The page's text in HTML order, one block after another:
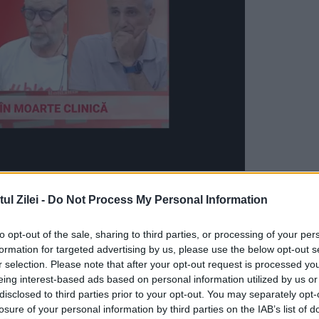
Zilei - Do Not Process My Personal Information
opt-out of the sale, sharing to third parties, or processing of your
for targeted advertising by us, please use the below opt-out
selection. Please note that after your opt-out request is processed
interest-based ads based on personal information utilized by us
to third parties prior to your opt-out. You may separately
of your personal information by third parties on the IAB’s list of
au intervenit la 42 de incendii de
60 de hectare, în peste 30 de localităţi din
Pe 5 martie, o gospodărie a ars în totalitate
vegetale din grădină, iar vineri, pe 8
arsuri grave la un picior, în încercarea de a
vegetaţiei uscate. Favorizate de